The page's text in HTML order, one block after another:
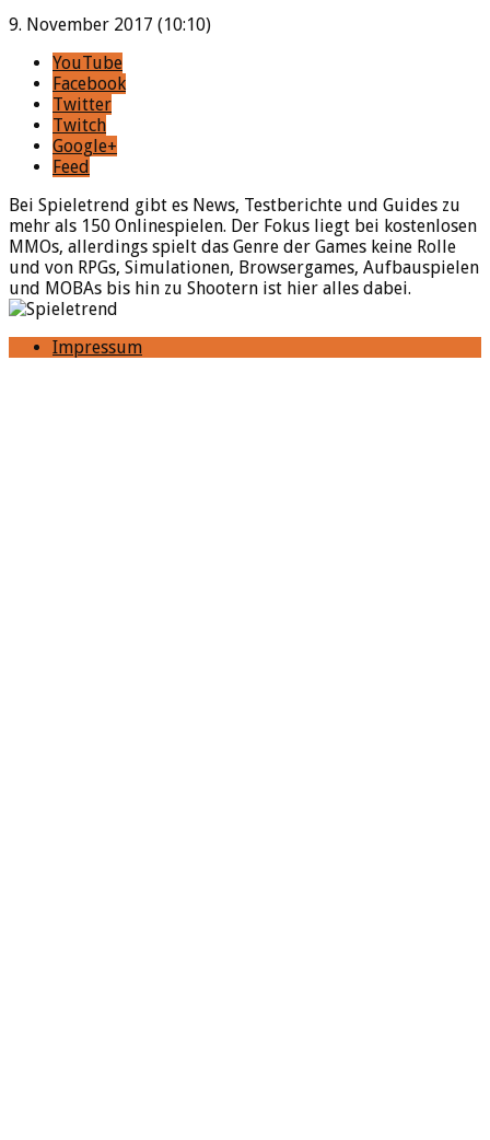
9. November 2017 (10:10)
YouTube
Facebook
Twitter
Twitch
Google+
Feed
Bei Spieletrend gibt es News, Testberichte und Guides zu
mehr als 150 Onlinespielen. Der Fokus liegt bei kostenlosen
MMOs, allerdings spielt das Genre der Games keine Rolle
und von RPGs, Simulationen, Browsergames, Aufbauspielen
und MOBAs bis hin zu Shootern ist hier alles dabei.
Impressum